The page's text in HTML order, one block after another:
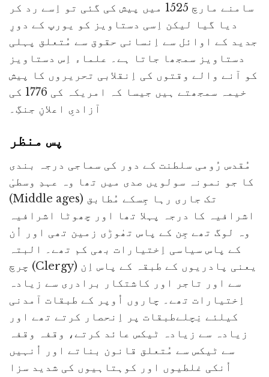
سامنے مارچ 1525 میں پیش کی گئی تو اِسے رد کر
دیا گیا لیکن اِسی دستاویز کو یورپ کے دورِ
جدید کے اوائل سے اِنسانی حقوق سے مُتعلق پہلی
دستاویز سمجھا جاتا ہے۔ علماء اِس دستاویز
کو آنے والے وقتوں کی اِنقلابی تحریروں کا پیش
خیمہ سمجھتے ہیں جیسا کہ امریکہ کی 1776 کی
آزادیِ اعلانِ جنگِ۔
پس منظر
مُقدس رُومی سلطنت کے دور کی سماجی درجہ بندی
کا جو نمونہ سولویں صدی میں تھا وہ عہدِ وسطیٰ
(Middle ages) تک جاری رہا جِسکے مُطابق
اشرافیہ کا درجہ پہلا تھا اور چھوٹا اشرافیہ
وہ لوگ تھے جِن کے پاس تھٰوڑی زمین تھی اور اُن
کے پاس سیاسی اِختیارات بھی کم تھے۔ البتہ
چرچ (Clergy) یعنی پادریوں کے طبقہ کے پاس اِن
سے اور تاجر اور کاشتکار برادری سے زیادہ
اِختیارات تھے۔ چاروں اُوپر کے طبقات آمدنی
کیلئے نِچلےطبقات پر اِنحصار کرتے تھے اور
زیادہ سے زیادہ ٹیکس عائد کرتے، وقفہ وقفہ
سے ٹیکس سے مُتعلق قانون بناتے اور اُنہیں
اُنکی غلطیوں اور کوہتاہیوں کی شدید سزا